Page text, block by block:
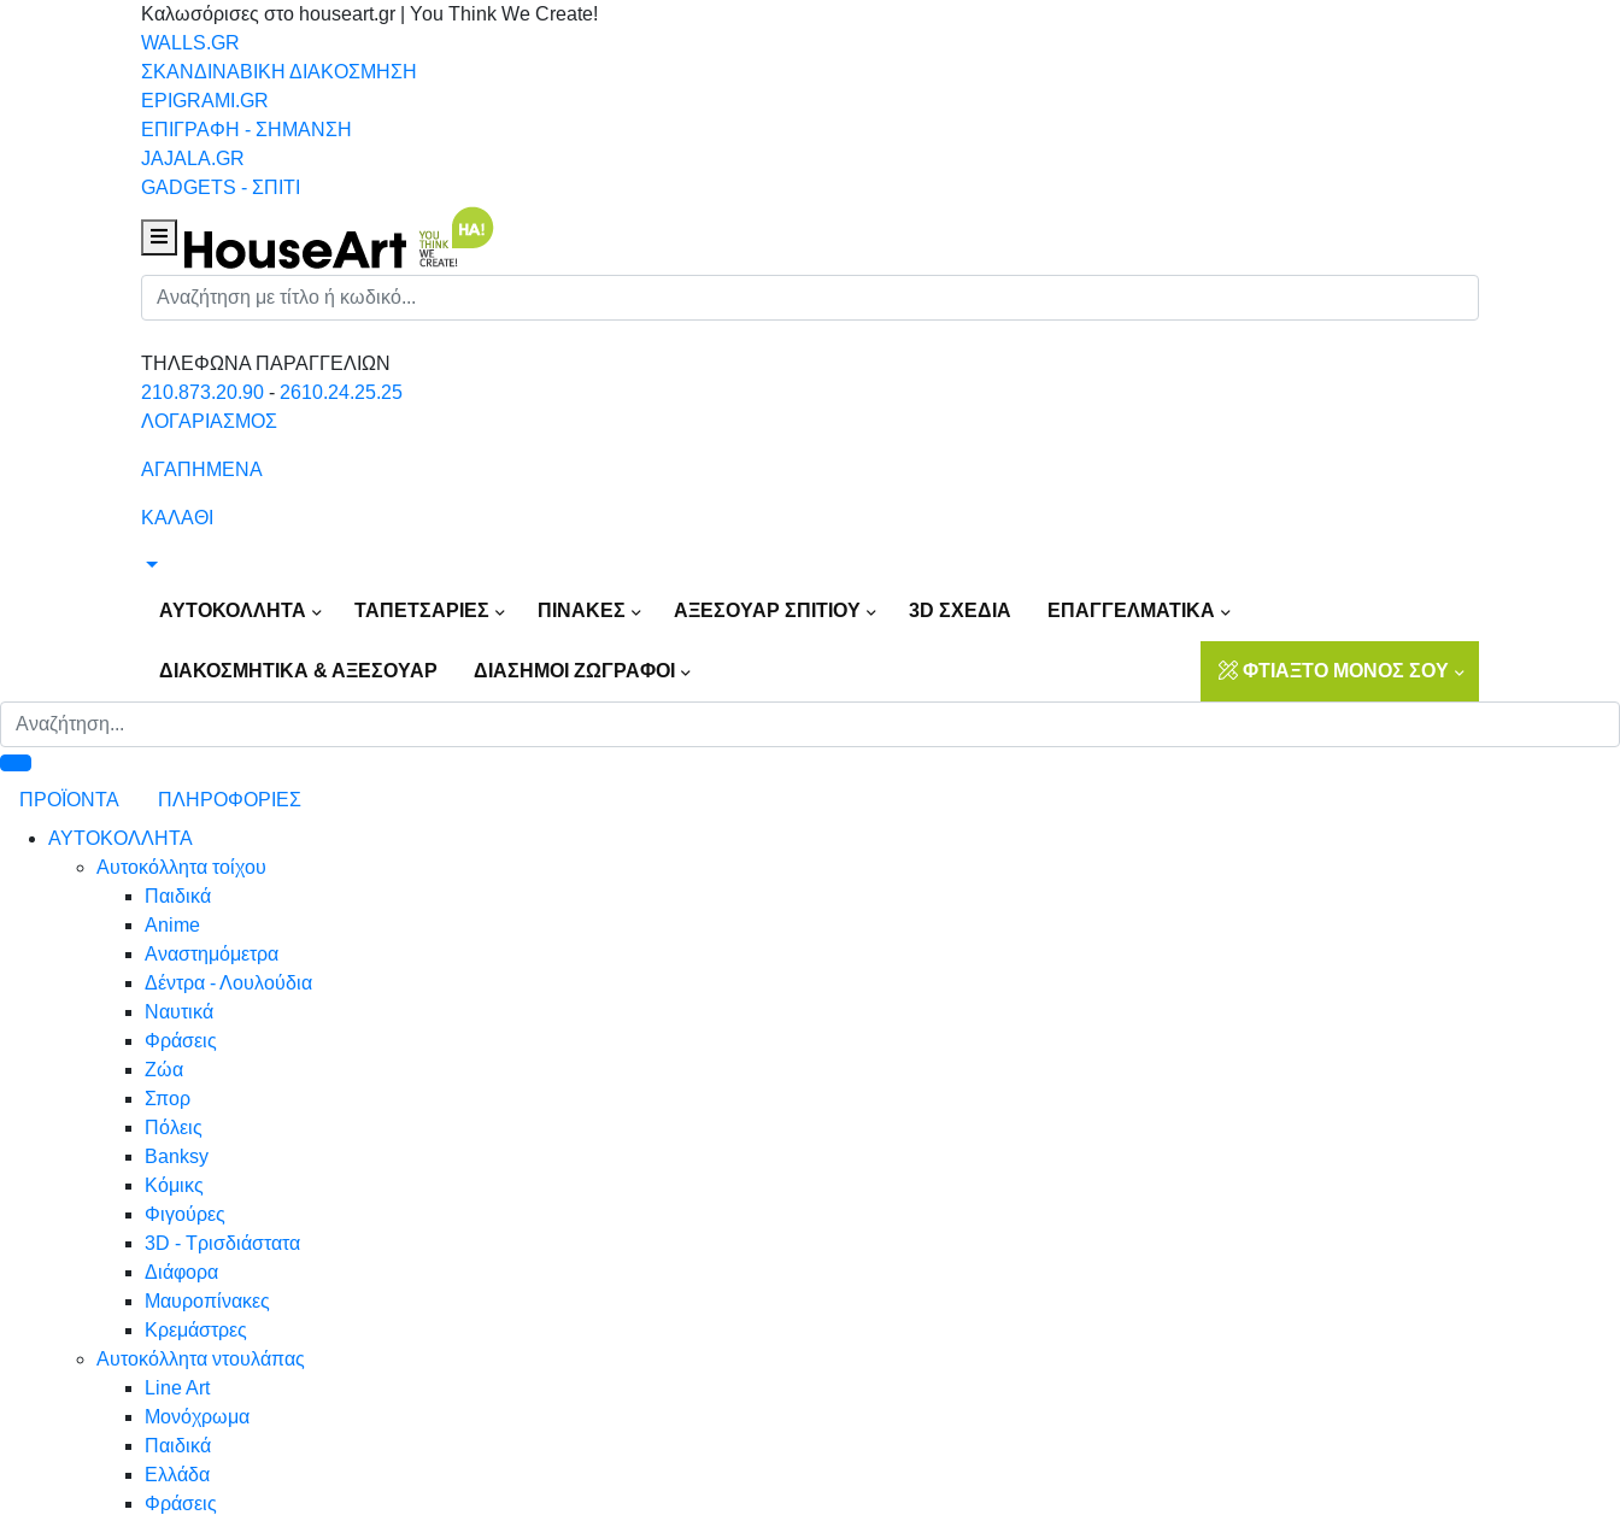
Καλωσόρισες στο houseart.gr | You Think We Create!
WALLS.GR
ΣΚΑΝΔΙΝΑΒΙΚΗ ΔΙΑΚΟΣΜΗΣΗ
EPIGRAMI.GR
ΕΠΙΓΡΑΦΗ - ΣΗΜΑΝΣΗ
JAJALA.GR
GADGETS - ΣΠΙΤΙ
Houseart Menu
Αναζήτηση
ΤΗΛΕΦΩΝΑ ΠΑΡΑΓΓΕΛΙΩΝ
210.873.20.90 - 2610.24.25.25
ΛΟΓΑΡΙΑΣΜΟΣ
ΑΓΑΠΗΜΕΝΑ
ΚΑΛΑΘΙ
ΑΥΤΟΚΟΛΛΗΤΑ ΤΑΠΕΤΣΑΡΙΕΣ ΠΙΝΑΚΕΣ ΑΞΕΣΟΥΑΡ ΣΠΙΤΙΟΥ 3D ΣΧΕΔΙΑ ΕΠΑΓΓΕΛΜΑΤΙΚΑ
ΔΙΑΚΟΣΜΗΤΙΚΑ & ΑΞΕΣΟΥΑΡ ΔΙΑΣΗΜΟΙ ΖΩΓΡΑΦΟΙ ΦΤΙΑΞΤΟ ΜΟΝΟΣ ΣΟΥ
ΠΡΟΪΟΝΤΑ
ΠΛΗΡΟΦΟΡΙΕΣ
ΑΥΤΟΚΟΛΛΗΤΑ
Αυτοκόλλητα τοίχου
Παιδικά
Anime
Αναστημόμετρα
Δέντρα - Λουλούδια
Ναυτικά
Φράσεις
Ζώα
Σπορ
Πόλεις
Banksy
Κόμικς
Φιγούρες
3D - Τρισδιάστατα
Διάφορα
Μαυροπίνακες
Κρεμάστρες
Αυτοκόλλητα ντουλάπας
Line Art
Μονόχρωμα
Παιδικά
Ελλάδα
Φράσεις